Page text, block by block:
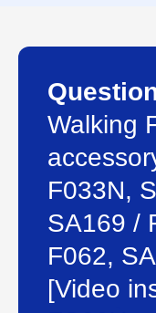
Walking
F033N,
SA169 /
F062,
[Video